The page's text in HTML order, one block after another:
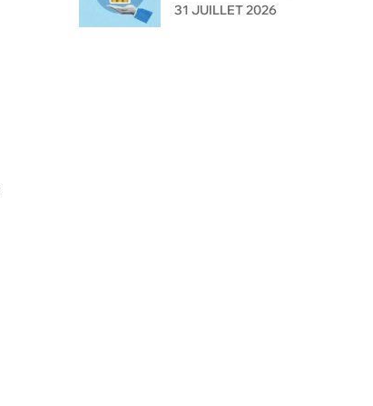
tolérance de
31 JUILLET 2026